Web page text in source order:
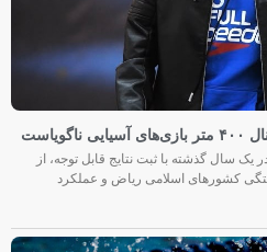
سال گذشته با ثبت نتایج قابل توجه، از
کشورهای اسلامی ریاض و عملکرد